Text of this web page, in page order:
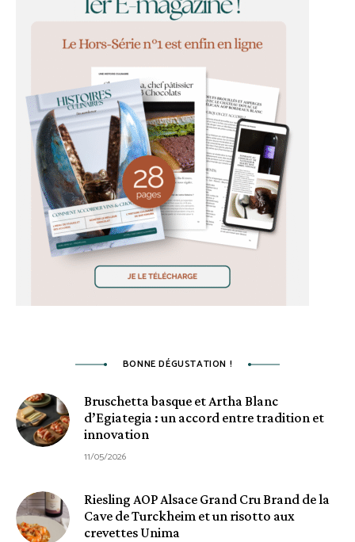
BONNE DÉGUSTATION !
Bruschetta basque et Artha Blanc
d’Egiategia : un accord entre tradition et
innovation
11/05/2026
Riesling AOP Alsace Grand Cru Brand de la
Cave de Turckheim et un risotto aux
crevettes Unima